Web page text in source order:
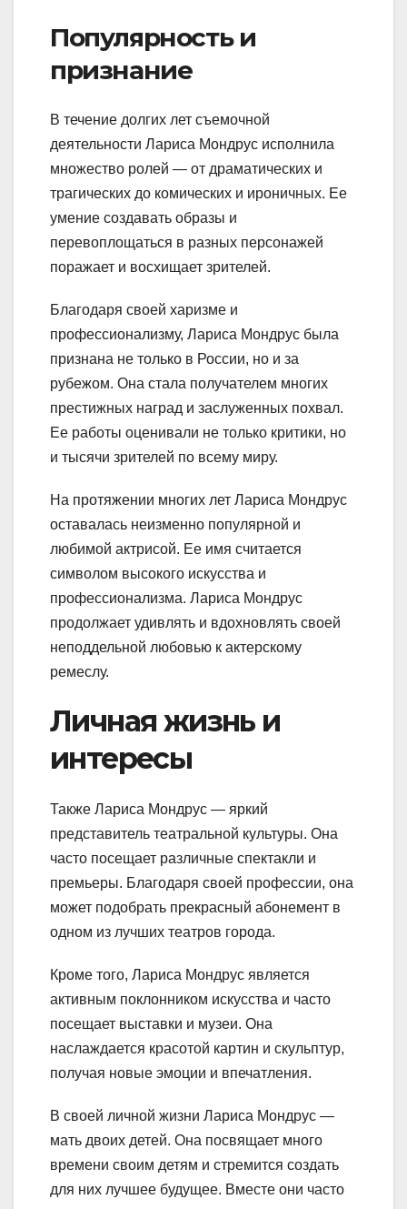
Популярность и
признание
В течение долгих лет съемочной
деятельности Лариса Мондрус исполнила
множество ролей — от драматических и
трагических до комических и ироничных. Ее
умение создавать образы и
перевоплощаться в разных персонажей
поражает и восхищает зрителей.
Благодаря своей харизме и
профессионализму, Лариса Мондрус была
признана не только в России, но и за
рубежом. Она стала получателем многих
престижных наград и заслуженных похвал.
Ее работы оценивали не только критики, но
и тысячи зрителей по всему миру.
На протяжении многих лет Лариса Мондрус
оставалась неизменно популярной и
любимой актрисой. Ее имя считается
символом высокого искусства и
профессионализма. Лариса Мондрус
продолжает удивлять и вдохновлять своей
неподдельной любовью к актерскому
ремеслу.
Личная жизнь и
интересы
Также Лариса Мондрус — яркий
представитель театральной культуры. Она
часто посещает различные спектакли и
премьеры. Благодаря своей профессии, она
может подобрать прекрасный абонемент в
одном из лучших театров города.
Кроме того, Лариса Мондрус является
активным поклонником искусства и часто
посещает выставки и музеи. Она
наслаждается красотой картин и скульптур,
получая новые эмоции и впечатления.
В своей личной жизни Лариса Мондрус —
мать двоих детей. Она посвящает много
времени своим детям и стремится создать
для них лучшее будущее. Вместе они часто